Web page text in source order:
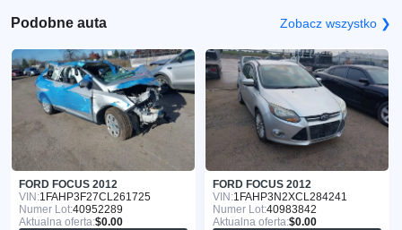
Podobne auta Zobacz wszystko ❯
FORD FOCUS 2012
VIN:1FAHP3F27CL261725
Numer Lot:40952289
Aktualna oferta:$0.00
FORD FOCUS 2012
VIN:1FAHP3N2XCL284241
Numer Lot:40983842
Aktualna oferta:$0.00